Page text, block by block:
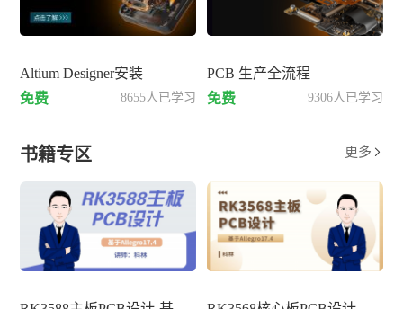
Altium Designer安装
免费
8655人已学习
PCB 生产全流程
免费
9306人已学习
书籍专区 更多 